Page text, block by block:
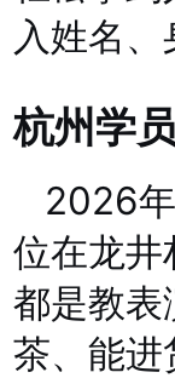
入姓名
杭州学
2026
位在龙井
都是教表
茶、能进